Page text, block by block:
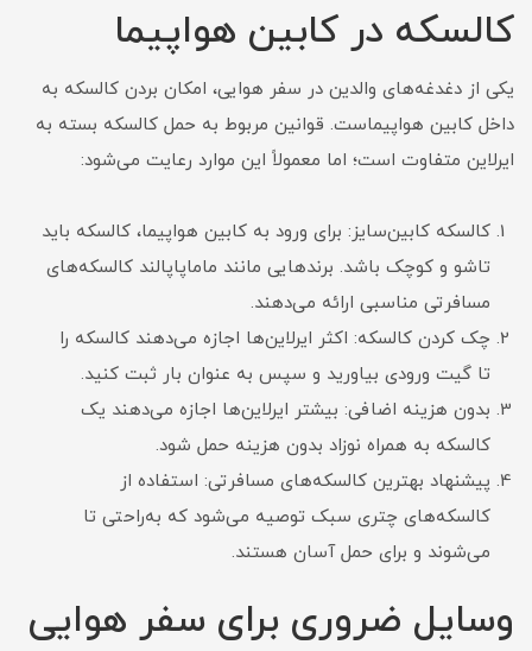
کالسکه در کابین هواپیما
یکی از دغدغه‌های والدین در سفر هوایی، امکان بردن کالسکه به
داخل کابین هواپیماست. قوانین مربوط به حمل کالسکه بسته به
ایرلاین متفاوت است؛ اما معمولاً این موارد رعایت می‌شود:
کالسکه کابین‌سایز: برای ورود به کابین هواپیما، کالسکه باید
تاشو و کوچک باشد. برندهایی مانند ماماپاپالند کالسکه‌های
مسافرتی مناسبی ارائه می‌دهند.
چک کردن کالسکه: اکثر ایرلاین‌ها اجازه می‌دهند کالسکه را
تا گیت ورودی بیاورید و سپس به عنوان بار ثبت کنید.
بدون هزینه اضافی: بیشتر ایرلاین‌ها اجازه می‌دهند یک
کالسکه به همراه نوزاد بدون هزینه حمل شود.
پیشنهاد بهترین کالسکه‌های مسافرتی: استفاده از
کالسکه‌های چتری سبک توصیه می‌شود که به‌راحتی تا
می‌شوند و برای حمل آسان هستند.
وسایل ضروری برای سفر هوایی